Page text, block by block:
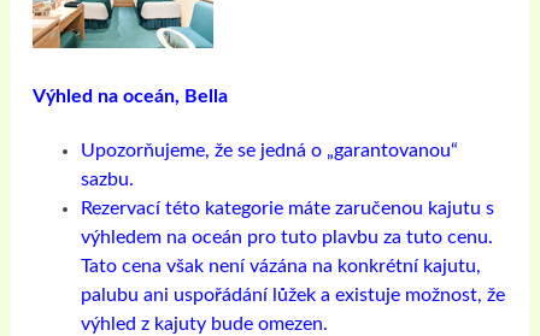
Výhled na oceán, Bella
Upozorňujeme, že se jedná o „garantovanou“
sazbu.
Rezervací této kategorie máte zaručenou kajutu s
výhledem na oceán pro tuto plavbu za tuto cenu.
Tato cena však není vázána na konkrétní kajutu,
palubu ani uspořádání lůžek a existuje možnost, že
výhled z kajuty bude omezen.